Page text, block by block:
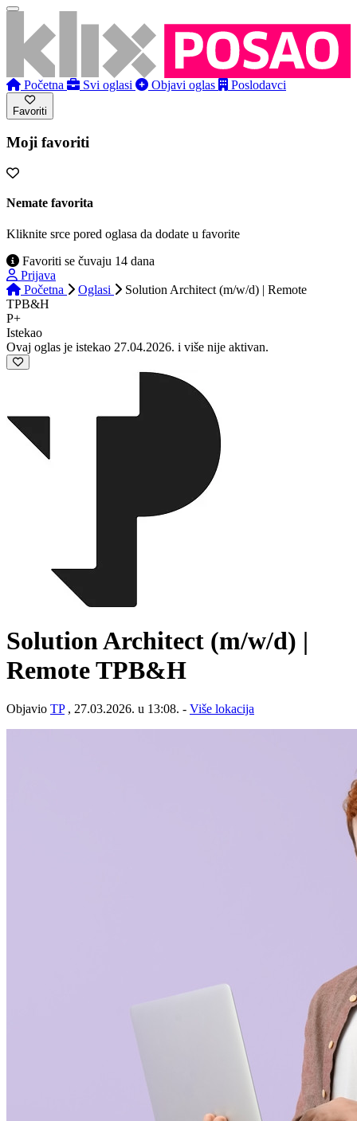
Početna Svi oglasi Objavi oglas Poslodavci
Favoriti
Moji favoriti
Nemate favorita
Kliknite srce pored oglasa da dodate u favorite
Favoriti se čuvaju 14 dana
Prijava
Početna
Oglasi
Solution Architect (m/w/d) | Remote
TPB&H
P+
Istekao
Ovaj oglas je istekao 27.04.2026. i više nije aktivan.
Solution Architect (m/w/d) |
Remote TPB&H
Objavio TP, 27.03.2026. u 13:08. - Više lokacija